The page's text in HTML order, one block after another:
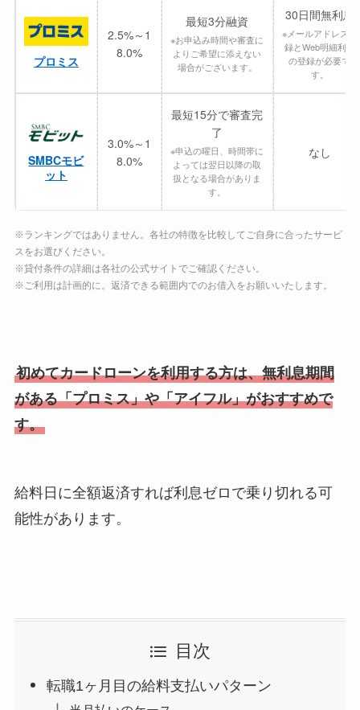
プロミス
2.5%～1
8.0%
最短3分融資
※お申込み時間や審査に
よりご希望に添えない
場合がございます。
30日間無利息
※メールアドレス登
録とWeb明細利用
の登録が必要で
す。
SMBCモビ
ット
3.0%～1
8.0%
最短15分で審査完
了
※申込の曜日、時間帯に
よっては翌日以降の取
扱となる場合がありま
す。
なし
※ランキングではありません。各社の特徴を比較してご自身に合ったサービ
スをお選びください。
※貸付条件の詳細は各社の公式サイトでご確認ください。
※ご利用は計画的に。返済できる範囲内でのお借入をお願いいたします。
初めてカードローンを利用する方は、無利息期間
がある「プロミス」や「アイフル」がおすすめで
す。
給料日に全額返済すれば利息ゼロで乗り切れる可
能性があります。
目次
転職1ヶ月目の給料支払いパターン